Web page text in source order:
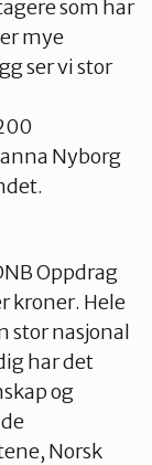
som har
mye
ser vi stor
Nyborg
Oppdrag
kroner. Hele
stor nasjonal
har det
og
Norsk